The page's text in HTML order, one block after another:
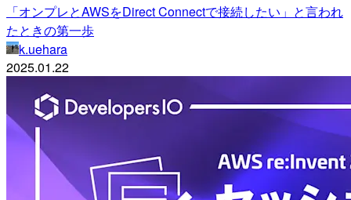
「オンプレとAWSをDirect Connectで接続したい」と言われ
たときの第一歩
k.uehara
2025.01.22